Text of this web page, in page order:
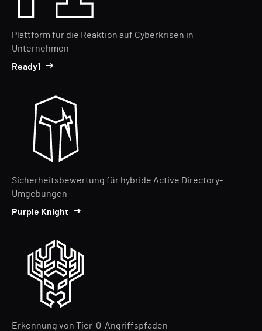
Plattform für die Reaktion auf Cyberkrisen in
Unternehmen
Ready1
Sicherheitsbewertung für hybride Active Directory-
Umgebungen
Purple Knight
Erkennung von Tier-0-Angriffspfaden